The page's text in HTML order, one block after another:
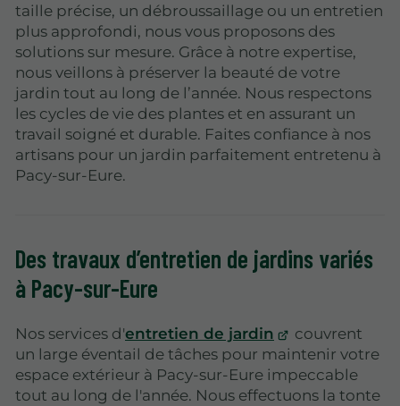
taille précise, un débroussaillage ou un entretien
plus approfondi, nous vous proposons des
solutions sur mesure. Grâce à notre expertise,
nous veillons à préserver la beauté de votre
jardin tout au long de l’année. Nous respectons
les cycles de vie des plantes et en assurant un
travail soigné et durable. Faites confiance à nos
artisans pour un jardin parfaitement entretenu à
Pacy-sur-Eure.
Des travaux d’entretien de jardins variés
à Pacy-sur-Eure
Nos services d'entretien de jardin
couvrent
un large éventail de tâches pour maintenir votre
espace extérieur à Pacy-sur-Eure impeccable
tout au long de l'année. Nous effectuons la tonte